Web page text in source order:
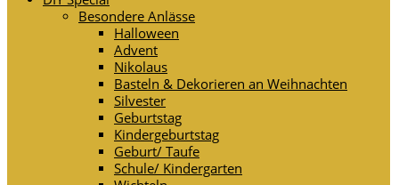
Besondere Anlässe
Halloween
Advent
Nikolaus
Basteln & Dekorieren an Weihnachten
Silvester
Geburtstag
Kindergeburtstag
Geburt/ Taufe
Schule/ Kindergarten